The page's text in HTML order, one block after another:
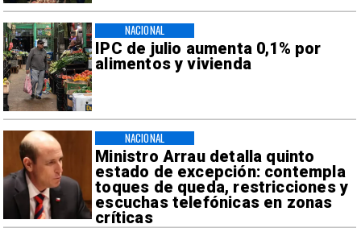
IPC de julio aumenta 0,1% por
alimentos y vivienda
NACIONAL
Ministro Arrau detalla quinto
estado de excepción: contempla
toques de queda, restricciones y
escuchas telefónicas en zonas
críticas
NACIONAL